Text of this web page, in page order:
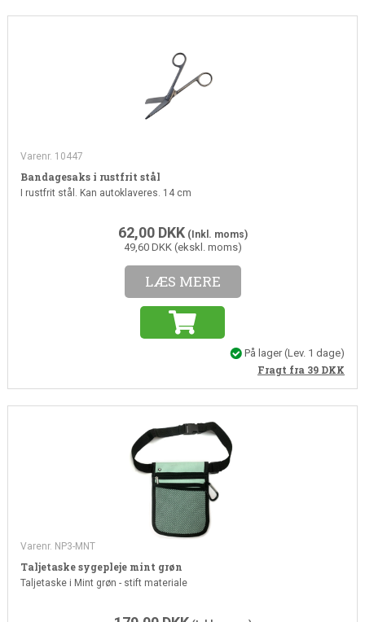
Varenr. 10447
Bandagesaks i rustfrit stål
I rustfrit stål. Kan autoklaveres. 14 cm
62,00 DKK(Inkl. moms)
49,60 DKK (ekskl. moms)
LÆS MERE
På lager(Lev. 1 dage)
Fragt fra 39 DKK
Varenr. NP3-MNT
Taljetaske sygepleje mint grøn
Taljetaske i Mint grøn - stift materiale